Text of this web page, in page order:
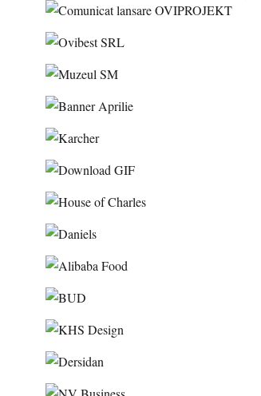
energie electrică a fabricilor
pericol accesul pacienților la